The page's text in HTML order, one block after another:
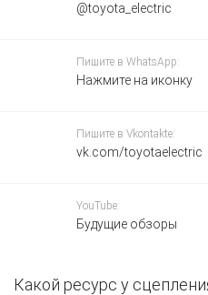
@toyota_electric
Пишите в WhatsApp:
Нажмите на иконку
Пишите в Vkontakte:
vk.com/toyotaelectric
YouTube:
Будущие обзоры
Какой ресурс у